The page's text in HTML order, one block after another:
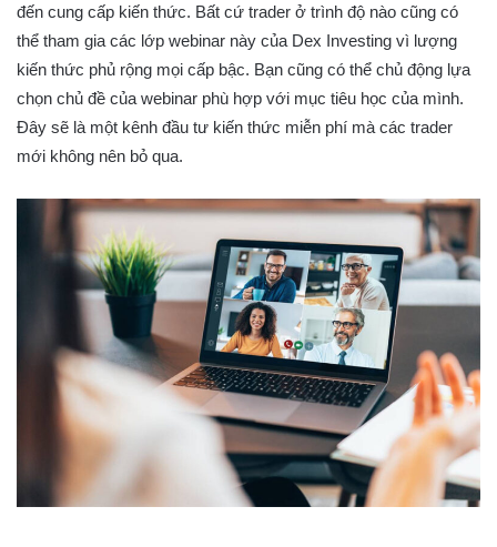
đến cung cấp kiến thức. Bất cứ trader ở trình độ nào cũng có
thể tham gia các lớp webinar này của Dex Investing vì lượng
kiến thức phủ rộng mọi cấp bậc. Bạn cũng có thể chủ động lựa
chọn chủ đề của webinar phù hợp với mục tiêu học của mình.
Đây sẽ là một kênh đầu tư kiến thức miễn phí mà các trader
mới không nên bỏ qua.